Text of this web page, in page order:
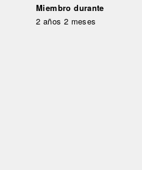
Miembro durante
2 años 2 meses